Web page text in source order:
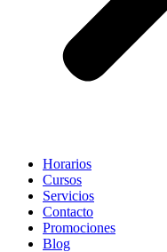
Horarios
Cursos
Servicios
Contacto
Promociones
Blog